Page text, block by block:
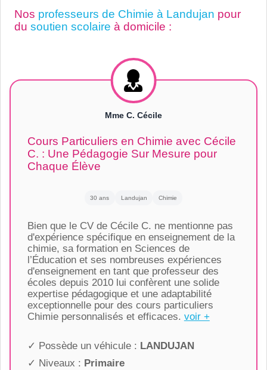
Nos professeurs de Chimie à Landujan pour
du soutien scolaire à domicile :
Mme C. Cécile
Cours Particuliers en Chimie avec Cécile
C. : Une Pédagogie Sur Mesure pour
Chaque Élève
30 ans Landujan Chimie
Bien que le CV de Cécile C. ne mentionne pas
d'expérience spécifique en enseignement de la
chimie, sa formation en Sciences de
l’Éducation et ses nombreuses expériences
d'enseignement en tant que professeur des
écoles depuis 2010 lui confèrent une solide
expertise pédagogique et une adaptabilité
exceptionnelle pour des cours particuliers
Chimie personnalisés et efficaces. voir +
✓ Possède un véhicule : LANDUJAN
✓ Niveaux : Primaire